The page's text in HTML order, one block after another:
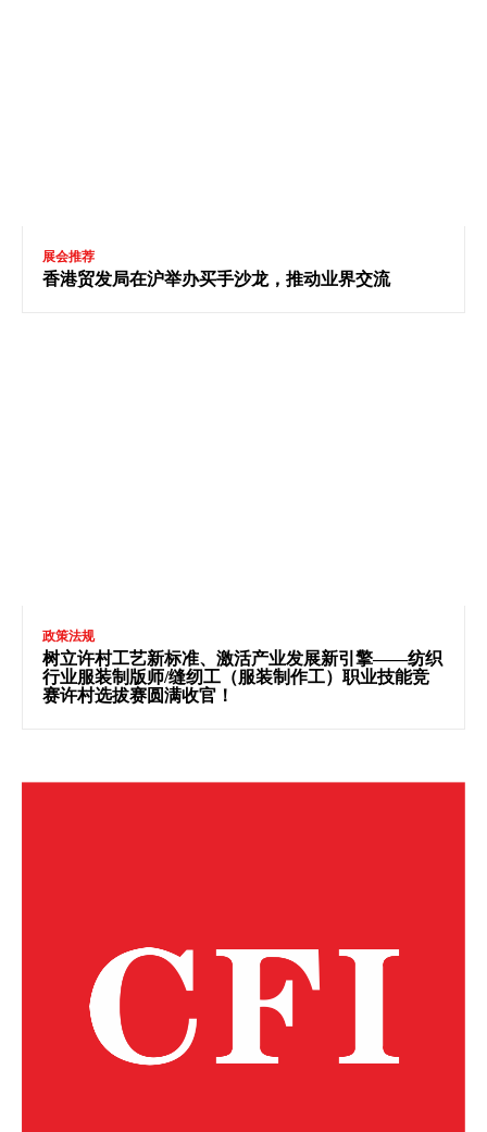
展会推荐
香港贸发局在沪举办买手沙龙，推动业界交流
政策法规
树立许村工艺新标准、激活产业发展新引擎——纺织
行业服装制版师/缝纫工（服装制作工）职业技能竞
赛许村选拔赛圆满收官！